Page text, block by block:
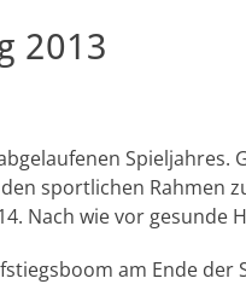
2013
Spieljahres.
sportlichen Rahmen
Nach wie vor gesunde
am Ende der